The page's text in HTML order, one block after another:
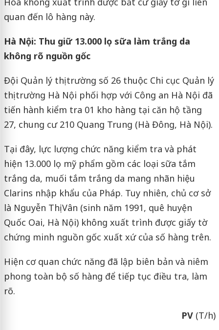
quan đến lô hàng này.
Hà Nội: Thu giữ 13.000 lọ sữa làm trắng da
không rõ nguồn gốc
Đội Quản lý thị trường số 26 thuộc Chi cục Quản lý
thị trường Hà Nội phối hợp với Công an Hà Nội đã
tiến hành kiểm tra 01 kho hàng tại căn hộ tầng
27, chung cư 210 Quang Trung (Hà Đông, Hà Nội).
Tại đây, lực lượng chức năng kiểm tra và phát
hiện 13.000 lọ mỹ phẩm gồm các loại sữa tắm
trắng da, muối tắm trắng da mang nhãn hiệu
Clarins nhập khẩu của Pháp. Tuy nhiên, chủ cơ sở
là Nguyễn Thị Vân (sinh năm 1991, quê huyện
Quốc Oai, Hà Nội) không xuất trình được giấy tờ
chứng minh nguồn gốc xuất xứ của số hàng trên.
Hiện cơ quan chức năng đã lập biên bản và niêm
phong toàn bộ số hàng để tiếp tục điều tra, làm
rõ.
PV(T/h)